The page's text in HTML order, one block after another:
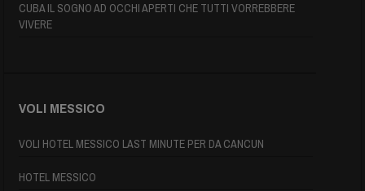
CUBA IL SOGNO AD OCCHI APERTI CHE TUTTI VORREBBERE
VIVERE
VOLI MESSICO
VOLI HOTEL MESSICO LAST MINUTE PER DA CANCUN
HOTEL MESSICO